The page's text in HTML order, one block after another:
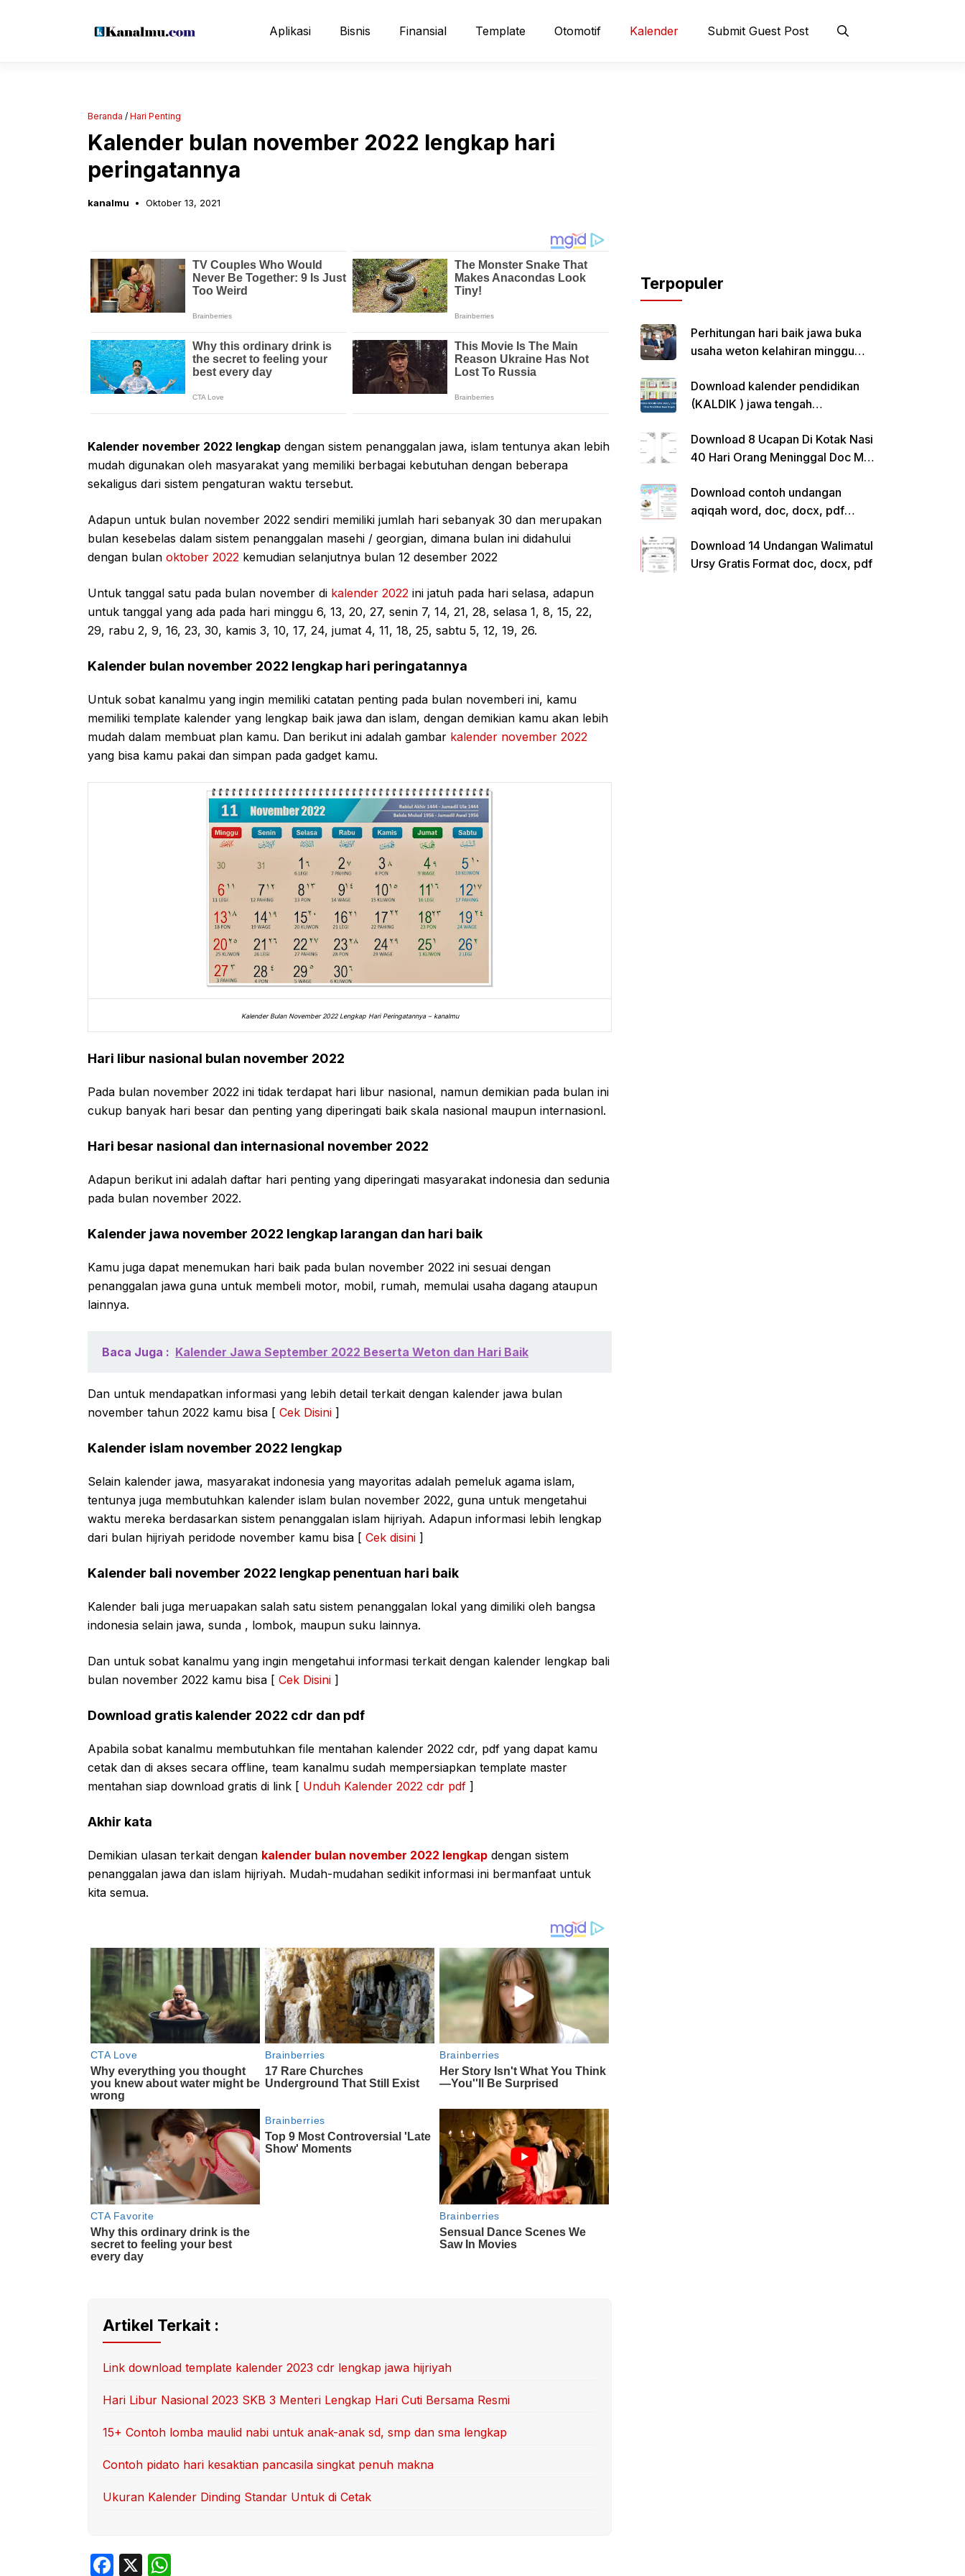
Aplikasi Bisnis Finansial Template Otomotif Kalender Submit Guest Post
Beranda / Hari Penting
Kalender bulan november 2022 lengkap hari
peringatannya
kanalmu Oktober 13, 2021
Kalender november 2022 lengkap dengan sistem penanggalan jawa, islam tentunya akan lebih
mudah digunakan oleh masyarakat yang memiliki berbagai kebutuhan dengan beberapa
sekaligus dari sistem pengaturan waktu tersebut.
Adapun untuk bulan november 2022 sendiri memiliki jumlah hari sebanyak 30 dan merupakan
bulan kesebelas dalam sistem penanggalan masehi / georgian, dimana bulan ini didahului
dengan bulan oktober 2022 kemudian selanjutnya bulan 12 desember 2022
Untuk tanggal satu pada bulan november di kalender 2022 ini jatuh pada hari selasa, adapun
untuk tanggal yang ada pada hari minggu 6, 13, 20, 27, senin 7, 14, 21, 28, selasa 1, 8, 15, 22,
29, rabu 2, 9, 16, 23, 30, kamis 3, 10, 17, 24, jumat 4, 11, 18, 25, sabtu 5, 12, 19, 26.
Kalender bulan november 2022 lengkap hari peringatannya
Untuk sobat kanalmu yang ingin memiliki catatan penting pada bulan novemberi ini, kamu
memiliki template kalender yang lengkap baik jawa dan islam, dengan demikian kamu akan lebih
mudah dalam membuat plan kamu. Dan berikut ini adalah gambar kalender november 2022
yang bisa kamu pakai dan simpan pada gadget kamu.
Kalender Bulan November 2022 Lengkap Hari Peringatannya – kanalmu
Hari libur nasional bulan november 2022
Pada bulan november 2022 ini tidak terdapat hari libur nasional, namun demikian pada bulan ini
cukup banyak hari besar dan penting yang diperingati baik skala nasional maupun internasionl.
Hari besar nasional dan internasional november 2022
Adapun berikut ini adalah daftar hari penting yang diperingati masyarakat indonesia dan sedunia
pada bulan november 2022.
Kalender jawa november 2022 lengkap larangan dan hari baik
Kamu juga dapat menemukan hari baik pada bulan november 2022 ini sesuai dengan
penanggalan jawa guna untuk membeli motor, mobil, rumah, memulai usaha dagang ataupun
lainnya.
Baca Juga : Kalender Jawa September 2022 Beserta Weton dan Hari Baik
Dan untuk mendapatkan informasi yang lebih detail terkait dengan kalender jawa bulan
november tahun 2022 kamu bisa [ Cek Disini ]
Kalender islam november 2022 lengkap
Selain kalender jawa, masyarakat indonesia yang mayoritas adalah pemeluk agama islam,
tentunya juga membutuhkan kalender islam bulan november 2022, guna untuk mengetahui
waktu mereka berdasarkan sistem penanggalan islam hijriyah. Adapun informasi lebih lengkap
dari bulan hijriyah peridode november kamu bisa [ Cek disini ]
Kalender bali november 2022 lengkap penentuan hari baik
Kalender bali juga meruapakan salah satu sistem penanggalan lokal yang dimiliki oleh bangsa
indonesia selain jawa, sunda , lombok, maupun suku lainnya.
Dan untuk sobat kanalmu yang ingin mengetahui informasi terkait dengan kalender lengkap bali
bulan november 2022 kamu bisa [ Cek Disini ]
Download gratis kalender 2022 cdr dan pdf
Apabila sobat kanalmu membutuhkan file mentahan kalender 2022 cdr, pdf yang dapat kamu
cetak dan di akses secara offline, team kanalmu sudah mempersiapkan template master
mentahan siap download gratis di link [ Unduh Kalender 2022 cdr pdf ]
Akhir kata
Demikian ulasan terkait dengan kalender bulan november 2022 lengkap dengan sistem
penanggalan jawa dan islam hijriyah. Mudah-mudahan sedikit informasi ini bermanfaat untuk
kita semua.
Artikel Terkait :
Link download template kalender 2023 cdr lengkap jawa hijriyah
Hari Libur Nasional 2023 SKB 3 Menteri Lengkap Hari Cuti Bersama Resmi
15+ Contoh lomba maulid nabi untuk anak-anak sd, smp dan sma lengkap
Contoh pidato hari kesaktian pancasila singkat penuh makna
Ukuran Kalender Dinding Standar Untuk di Cetak
F
X
Terpopuler
Perhitungan hari baik jawa buka
usaha weton kelahiran minggu
Download kalender pendidikan
(KALDIK ) jawa tengah
Download 8 Ucapan Di Kotak Nasi
40 Hari Orang Meninggal Doc Ms.
Download contoh undangan
aqiqah word, doc, docx, pdf
Download 14 Undangan Walimatul
Ursy Gratis Format doc, docx, pdf